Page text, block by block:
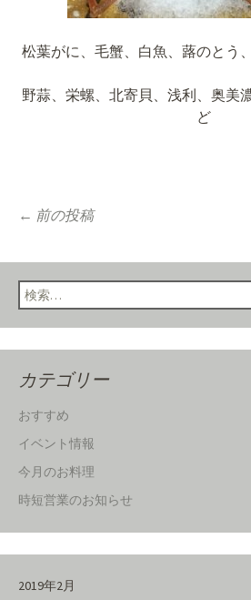
松葉がに、毛蟹、白魚、蕗のとう
野蒜、栄螺、北寄貝、浅利、奥美
ど
← 前の投稿
検索:
カテゴリー
おすすめ
イベント情報
今月のお料理
時短営業のお知らせ
2019年2月